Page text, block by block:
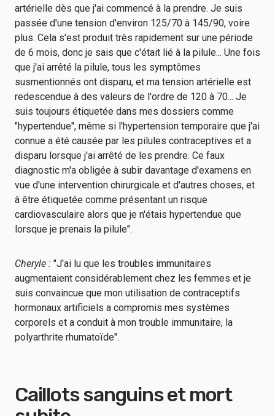
artérielle dès que j'ai commencé à la prendre. Je suis
passée d'une tension d'environ 125/70 à 145/90, voire
plus. Cela s'est produit très rapidement sur une période
de 6 mois, donc je sais que c'était lié à la pilule... Une fois
que j'ai arrêté la pilule, tous les symptômes
susmentionnés ont disparu, et ma tension artérielle est
redescendue à des valeurs de l'ordre de 120 à 70... Je
suis toujours étiquetée dans mes dossiers comme
"hypertendue", même si l'hypertension temporaire que j'ai
connue a été causée par les pilules contraceptives et a
disparu lorsque j'ai arrêté de les prendre. Ce faux
diagnostic m'a obligée à subir davantage d'examens en
vue d'une intervention chirurgicale et d'autres choses, et
à être étiquetée comme présentant un risque
cardiovasculaire alors que je n'étais hypertendue que
lorsque je prenais la pilule".
Cheryle : "J'ai lu que les troubles immunitaires
augmentaient considérablement chez les femmes et je
suis convaincue que mon utilisation de contraceptifs
hormonaux artificiels a compromis mes systèmes
corporels et a conduit à mon trouble immunitaire, la
polyarthrite rhumatoïde".
Caillots sanguins et mort